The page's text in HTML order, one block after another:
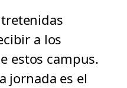
a los
estos campus.
jornada es el